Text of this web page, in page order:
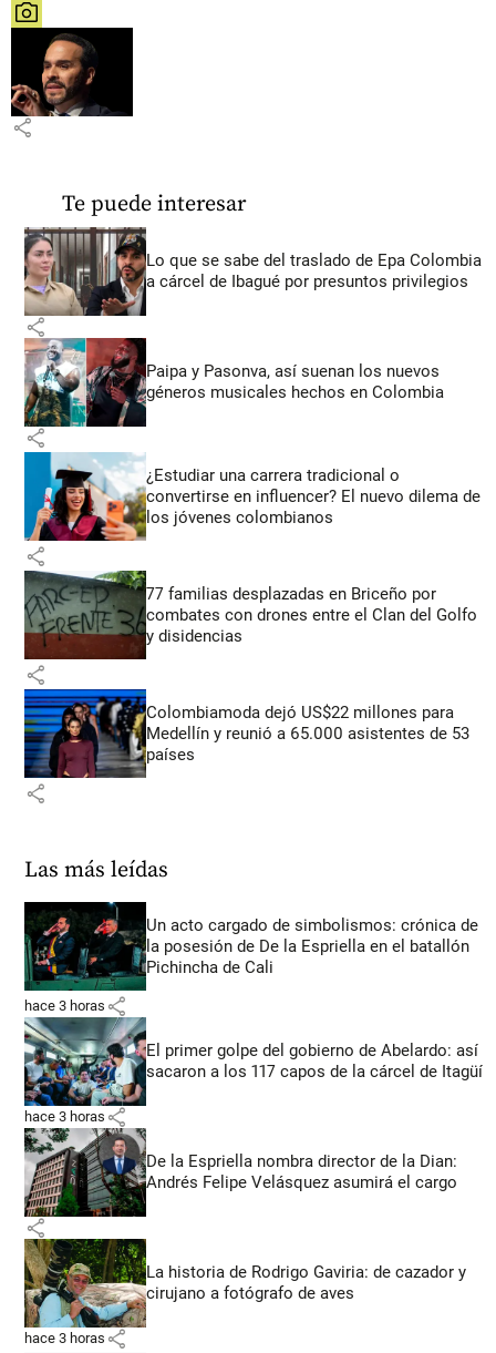
share
share
Te puede interesar
Lo que se sabe del traslado de Epa Colombia
a cárcel de Ibagué por presuntos privilegios
share
Paipa y Pasonva, así suenan los nuevos
géneros musicales hechos en Colombia
share
¿Estudiar una carrera tradicional o
convertirse en influencer? El nuevo dilema de
los jóvenes colombianos
share
77 familias desplazadas en Briceño por
combates con drones entre el Clan del Golfo
y disidencias
share
Colombiamoda dejó US$22 millones para
Medellín y reunió a 65.000 asistentes de 53
países
share
Las más leídas
Un acto cargado de simbolismos: crónica de
la posesión de De la Espriella en el batallón
Pichincha de Cali
hace 3 horas share
El primer golpe del gobierno de Abelardo: así
sacaron a los 117 capos de la cárcel de Itagüí
hace 3 horas share
De la Espriella nombra director de la Dian:
Andrés Felipe Velásquez asumirá el cargo
share
La historia de Rodrigo Gaviria: de cazador y
cirujano a fotógrafo de aves
hace 3 horas share